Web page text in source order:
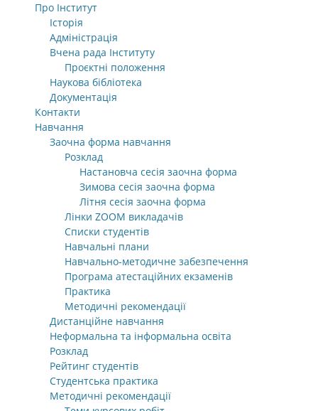
Про Інститут
Історія
Адміністрація
Вчена рада Інституту
Проєктні положення
Наукова бібліотека
Документація
Контакти
Навчання
Заочна форма навчання
Розклад
Настановча сесія заочна форма
Зимова сесія заочна форма
Літня сесія заочна форма
Лінки ZOOM викладачів
Списки студентів
Навчальні плани
Навчально-методичне забезпечення
Програма атестаційних екзаменів
Практика
Методичні рекомендації
Дистанційне навчання
Неформальна та інформальна освіта
Розклад
Рейтинг студентів
Студентська практика
Методичні рекомендації